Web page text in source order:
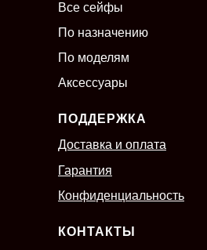
Все сейфы
По назначению
По моделям
Аксессуары
ПОДДЕРЖКА
Гарантия
Конфиденциальность
КОНТАКТЫ
Доставка и оплата